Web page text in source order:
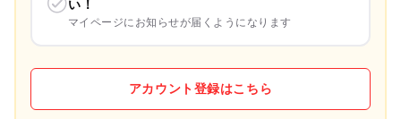
い！
マイページにお知らせが届くようになります
アカウント登録はこちら